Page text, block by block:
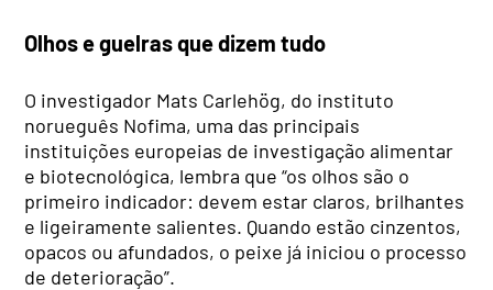
Olhos e guelras que dizem tudo
O investigador Mats Carlehög, do instituto
norueguês Nofima, uma das principais
instituições europeias de investigação alimentar
e biotecnológica, lembra que “os olhos são o
primeiro indicador: devem estar claros, brilhantes
e ligeiramente salientes. Quando estão cinzentos,
opacos ou afundados, o peixe já iniciou o processo
de deterioração”.